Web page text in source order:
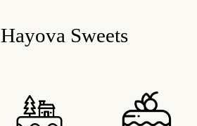
Hayova Sweets